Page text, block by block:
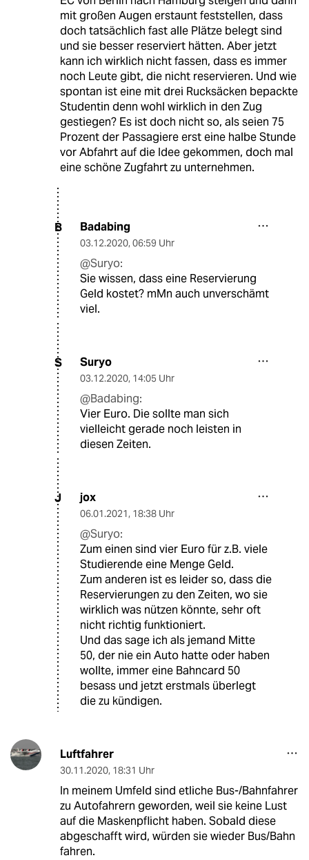
mit großen Augen erstaunt feststellen, dass
doch tatsächlich fast alle Plätze belegt sind
und sie besser reserviert hätten. Aber jetzt
kann ich wirklich nicht fassen, dass es immer
noch Leute gibt, die nicht reservieren. Und wie
spontan ist eine mit drei Rucksäcken bepackte
Studentin denn wohl wirklich in den Zug
gestiegen? Es ist doch nicht so, als seien 75
Prozent der Passagiere erst eine halbe Stunde
vor Abfahrt auf die Idee gekommen, doch mal
eine schöne Zugfahrt zu unternehmen.
B Badabing
03.12.2020, 06:59 Uhr
@Suryo:
Sie wissen, dass eine Reservierung
Geld kostet? mMn auch unverschämt
viel.
S Suryo
03.12.2020, 14:05 Uhr
@Badabing:
Vier Euro. Die sollte man sich
vielleicht gerade noch leisten in
diesen Zeiten.
J jox
06.01.2021, 18:38 Uhr
@Suryo:
Zum einen sind vier Euro für z.B. viele
Studierende eine Menge Geld.
Zum anderen ist es leider so, dass die
Reservierungen zu den Zeiten, wo sie
wirklich was nützen könnte, sehr oft
nicht richtig funktioniert.
Und das sage ich als jemand Mitte
50, der nie ein Auto hatte oder haben
wollte, immer eine Bahncard 50
besass und jetzt erstmals überlegt
die zu kündigen.
Luftfahrer
30.11.2020, 18:31 Uhr
In meinem Umfeld sind etliche Bus-/Bahnfahrer
zu Autofahrern geworden, weil sie keine Lust
auf die Maskenpflicht haben. Sobald diese
abgeschafft wird, würden sie wieder Bus/Bahn
fahren.